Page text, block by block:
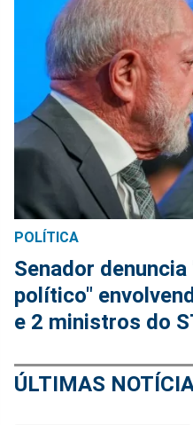
POLÍTICA
Senador
político"
e 2 ministros do
ÚLTIMAS